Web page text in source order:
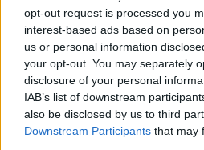
opt-out request is processed you
interest-based ads based on
us or personal information
your opt-out. You may separately
disclosure of your personal
IAB’s list of downstream
also be disclosed by us to third
Downstream Participants that may
krostki na pochwie
wiem czy to wina
Forum:Dla
POWIĄZANE
Tematy przezierność karkowa